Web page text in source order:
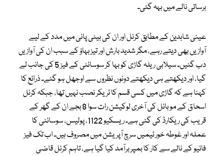
برساتی نالے میں بہہ گئی۔
عینی شاہدین کے مطابق کرنل اور ان کی بیٹی پانی میں مدد کے لیے
آوازیں بھی دیتے رہے، مگر شدید بارش اور تیز بہاؤ کے سبب ان کی آوازیں
دب گئیں۔ سیلابی ریلہ گاڑی کو بہا کر سوسائٹی کے فیز 5 کی جانب لے
گیا، اور دیکھتے ہی دیکھتے دونوں نظروں سے اوجھل ہو گئے۔ ذرائع کا
کہنا ہے کہ گاڑی میں کسی قسم کا ٹریکر نصب نہیں تھا، جبکہ کرنل
اسحاق کے موبائل کی آخری لوکیشن رات سوا 8 بجے ان کے گھر کے
قریب کی ریکارڈ کی گئی ہے۔ ریسکیو 1122، پولیس، سوسائٹی کا
عملہ اور غوطہ خور ٹیمیں سرچ آپریشن میں مصروف ہیں۔ اب تک فیز
فائیو کے نالے سے کار کا بمپر برآمد کیا گیا ہے، تاہم کرنل قاضی